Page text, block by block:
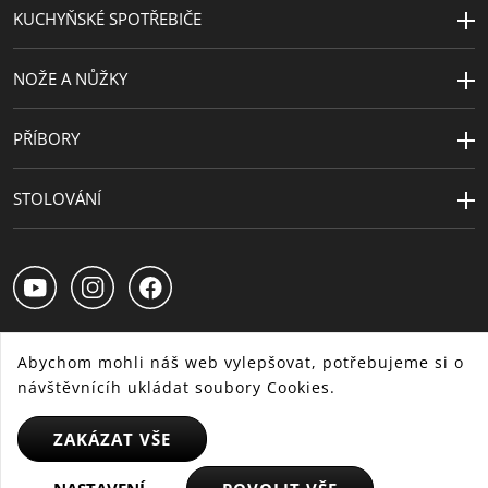
Šířka (cm)
26
Výška (cm)
záruka
KUCHYŇSKÉ SPOTŘEBIČE
NOŽE A NŮŽKY
PŘÍBORY
STOLOVÁNÍ
CS SK HU
© 2025 WMF - Všechna práva vyhrazena
Abychom mohli náš web vylepšovat, potřebujeme si o
návštěvnícíh ukládat soubory Cookies.
ZAKÁZAT VŠE